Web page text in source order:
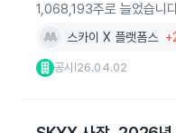
1,068,193주로 늘었습니
스카이 X 플랫폼스
공시 26.04.02